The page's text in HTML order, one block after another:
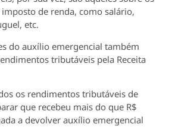
de renda, como salário,
etc.
do auxílio emergencial também
tributáveis pela Receita
os rendimentos tributáveis de
que recebeu mais do que R$
a devolver auxílio emergencial